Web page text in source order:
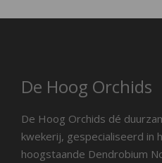
De Hoog Orchids
De Hoog Orchids dé
kwekerij, gespecialiseerd in
hoogstaande Dendrobium